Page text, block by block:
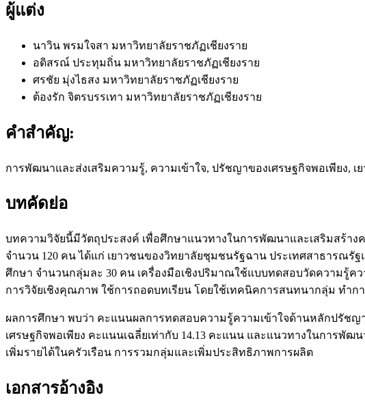
ผู้แต่ง
นาวิน พรมใจสา มหาวิทยาลัยราชภัฏเชียงราย
อดิสรณ์ ประทุมถิ่น มหาวิทยาลัยราชภัฏเชียงราย
ศรชัย มุ่งไธสง มหาวิทยาลัยราชภัฏเชียงราย
ต้องรัก จิตรบรรเทา มหาวิทยาลัยราชภัฏเชียงราย
คำสำคัญ:
การพัฒนาและส่งเสริมความรู้, ความเข้าใจ, ปรัชญาของเศรษฐกิจพอเพียง, เ
บทคัดย่อ
บทความวิจัยนี้มีวัตถุประสงค์ เพื่อศึกษาแนวทางในการพัฒนาและเสริมสร้าง
จำนวน 120 คน ได้แก่ เยาวชนของวิทยาลัยชุมชนรัฐฉาน ประเทศสาธารณ
ศึกษา จำนวนกลุ่มละ 30 คน เครื่องมือเชิงปริมาณใช้แบบทดสอบวัดความรู้ค
การวิจัยเชิงคุณภาพ ใช้การถอดบทเรียน โดยใช้เทคนิคการสนทนากลุ่ม ทำก
ผลการศึกษา พบว่า คะแนนผลการทดสอบความรู้ความเข้าใจด้านหลักปรัชญ
เศรษฐกิจพอเพียง คะแนนเฉลี่ยเท่ากับ 14.13 คะแนน และแนวทางในการพั
เพิ่มรายได้ในครัวเรือน การรวมกลุ่มและเพิ่มประสิทธิภาพการผลิต
เอกสารอ้างอิง